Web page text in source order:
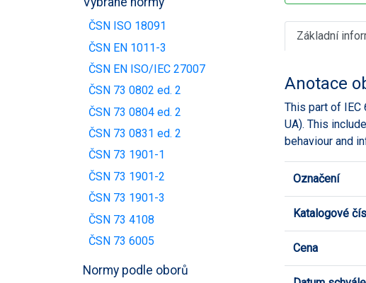
ČSN ISO 18091
ČSN EN 1011-3
ČSN EN ISO/IEC 27007
ČSN 73 0802 ed. 2
ČSN 73 0804 ed. 2
ČSN 73 0831 ed. 2
ČSN 73 1901-1
ČSN 73 1901-2
ČSN 73 1901-3
ČSN 73 4108
ČSN 73 6005
Normy podle oborů
Základní
Anotace
This part of IEC
UA). This
behaviour and
Označení
Katalogové
Cena